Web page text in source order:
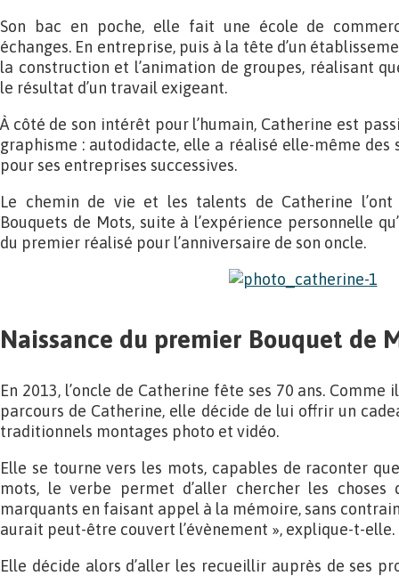
Son bac en poche, elle fait une école de
échanges. En entreprise, puis à la tête d’un
la construction et l’animation de groupes, réalisant
le résultat d’un travail exigeant.
À côté de son intérêt pour l’humain, Catherine est
graphisme : autodidacte, elle a réalisé elle-même
pour ses entreprises successives.
Le chemin de vie et les talents de Catherine
Bouquets de Mots, suite à l’expérience personnelle
du premier réalisé pour l’anniversaire de son oncle.
Naissance du premier Bouquet de
En 2013, l’oncle de Catherine fête ses 70 ans.
parcours de Catherine, elle décide de lui offrir un
traditionnels montages photo et vidéo.
Elle se tourne vers les mots, capables de raconter
mots, le verbe permet d’aller chercher les choses
marquants en faisant appel à la mémoire, sans
aurait peut-être couvert l’évènement », explique-t-elle.
Elle décide alors d’aller les recueillir auprès de ses